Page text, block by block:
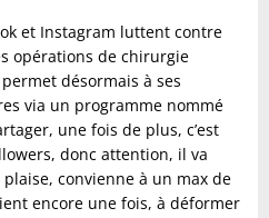
et Instagram luttent contre
opérations de chirurgie
désormais à ses
via un programme nommé
une fois de plus, c’est
donc attention, il va
convienne à un max de
encore une fois, à déformer